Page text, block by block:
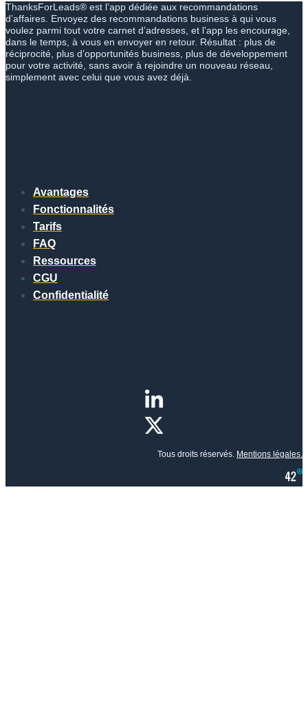
ThanksForLeads® est l’app dédiée aux recommandations
d’affaires. Envoyez des recommandations business à qui vous
voulez parmi tout votre carnet d’adresses, et l’app les encourage,
dans le temps, à vous en envoyer en retour. Résultat : plus de
réciprocité, plus d’opportunités business, plus de développement
pour votre activité, sans avoir à rejoindre un nouveau réseau,
simplement avec celui que vous avez déjà.
Avantages
Fonctionnalités
Tarifs
FAQ
Ressources
CGU
Confidentialité
Tous droits réservés. Mentions légales.